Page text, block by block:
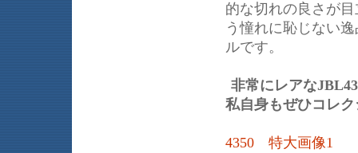
的な切れの良さが
う憧れに恥じない
ルです。
非常にレアな
私自身もぜひコレ
4350 特大画像1